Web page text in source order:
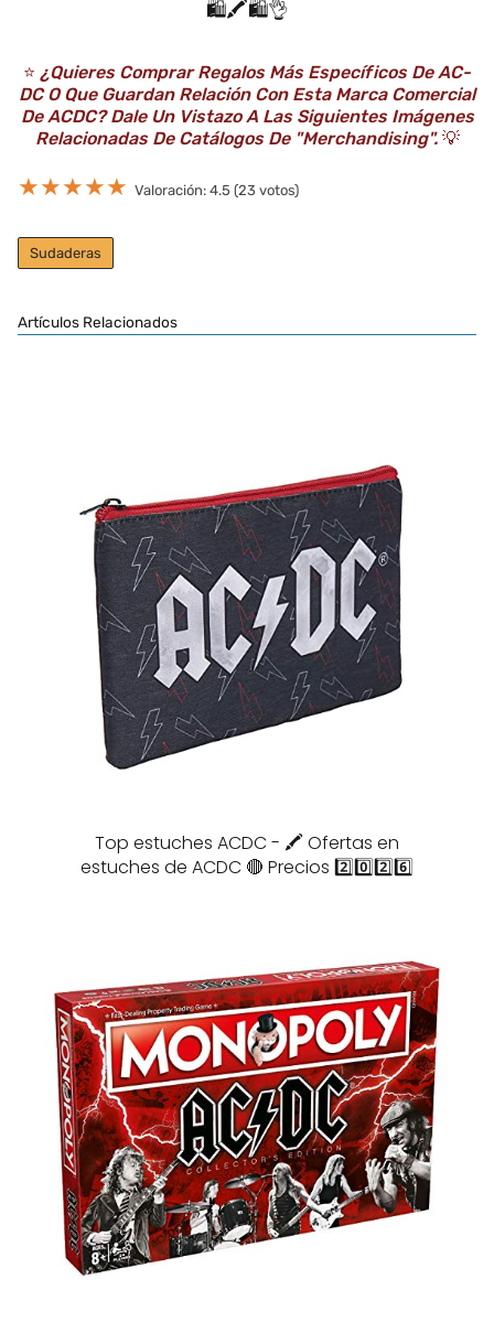
🛍️🖍️🛍️👌
⭐️ ¿Quieres Comprar Regalos Más Específicos De AC-
DC O Que Guardan Relación Con Esta Marca Comercial
De ACDC? Dale Un Vistazo A Las Siguientes Imágenes
Relacionadas De Catálogos De "Merchandising".💡
★★★★★ Valoración: 4.5 (23 votos)
Sudaderas
Artículos Relacionados
Top estuches ACDC - 🖍️ Ofertas en
estuches de ACDC 🔴 Precios 2️⃣0️⃣2️⃣6️⃣